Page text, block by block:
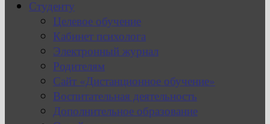
Студенту
Целевое обучение
Кабинет психолога
Электронный журнал
Родителям
Сайт «Дистанционное обучение»
Воспитательная деятельность
Дополнительное образование